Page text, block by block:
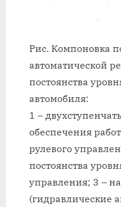
Рис. Компоновка
автоматической
постоянства
автомобиля:
1 –
обеспечения
рулевого
постоянства
управления; 3 –
(гидравлические